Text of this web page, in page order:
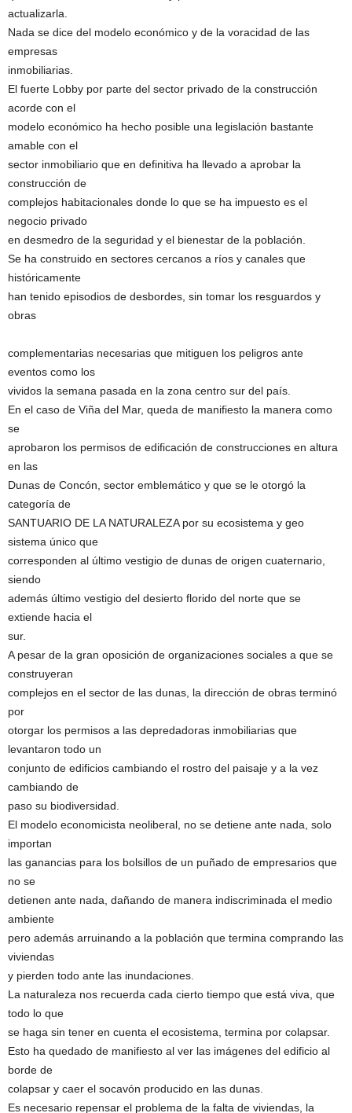
actualizarla.
Nada se dice del modelo económico y de la voracidad de las
empresas
inmobiliarias.
El fuerte Lobby por parte del sector privado de la construcción
acorde con el
modelo económico ha hecho posible una legislación bastante
amable con el
sector inmobiliario que en definitiva ha llevado a aprobar la
construcción de
complejos habitacionales donde lo que se ha impuesto es el
negocio privado
en desmedro de la seguridad y el bienestar de la población.
Se ha construido en sectores cercanos a ríos y canales que
históricamente
han tenido episodios de desbordes, sin tomar los resguardos y
obras
complementarias necesarias que mitiguen los peligros ante
eventos como los
vividos la semana pasada en la zona centro sur del país.
En el caso de Viña del Mar, queda de manifiesto la manera como
se
aprobaron los permisos de edificación de construcciones en altura
en las
Dunas de Concón, sector emblemático y que se le otorgó la
categoría de
SANTUARIO DE LA NATURALEZA por su ecosistema y geo
sistema único que
corresponden al último vestigio de dunas de origen cuaternario,
siendo
además último vestigio del desierto florido del norte que se
extiende hacia el
sur.
A pesar de la gran oposición de organizaciones sociales a que se
construyeran
complejos en el sector de las dunas, la dirección de obras terminó
por
otorgar los permisos a las depredadoras inmobiliarias que
levantaron todo un
conjunto de edificios cambiando el rostro del paisaje y a la vez
cambiando de
paso su biodiversidad.
El modelo economicista neoliberal, no se detiene ante nada, solo
importan
las ganancias para los bolsillos de un puñado de empresarios que
no se
detienen ante nada, dañando de manera indiscriminada el medio
ambiente
pero además arruinando a la población que termina comprando las
viviendas
y pierden todo ante las inundaciones.
La naturaleza nos recuerda cada cierto tiempo que está viva, que
todo lo que
se haga sin tener en cuenta el ecosistema, termina por colapsar.
Esto ha quedado de manifiesto al ver las imágenes del edificio al
borde de
colapsar y caer el socavón producido en las dunas.
Es necesario repensar el problema de la falta de viviendas, la